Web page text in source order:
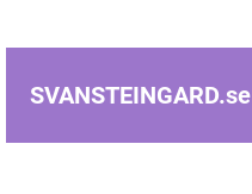
SVANSTEINGARD.se